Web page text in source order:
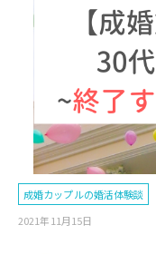
成婚カップルの婚活体験談
2021年11月15日